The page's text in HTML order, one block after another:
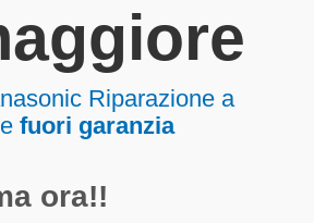
Riparazione a
fuori garanzia
ora!!